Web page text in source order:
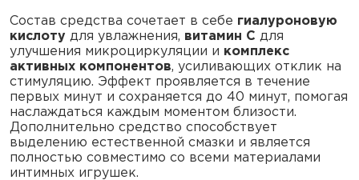
Состав средства сочетает в себе гиалуроновую
кислоту для увлажнения, витамин C для
улучшения микроциркуляции и комплекс
активных компонентов, усиливающих отклик на
стимуляцию. Эффект проявляется в течение
первых минут и сохраняется до 40 минут, помогая
наслаждаться каждым моментом близости.
Дополнительно средство способствует
выделению естественной смазки и является
полностью совместимо со всеми материалами
интимных игрушек.